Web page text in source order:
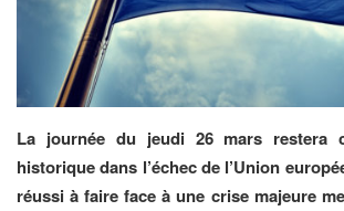
La journée du jeudi 26 mars restera
historique dans l’échec de l’Union
réussi à faire face à une crise majeure